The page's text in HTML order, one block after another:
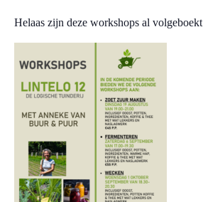
Helaas zijn deze workshops al volgeboekt